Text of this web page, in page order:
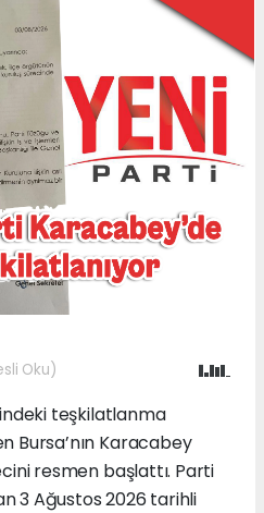
Oku)
teşkilatlanma
Bursa’nın Karacabey
resmen başlattı. Parti
3 Ağustos 2026 tarihli